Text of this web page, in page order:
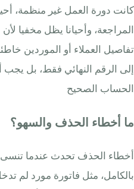
كانت دورة العمل غير منظمة،
المراجعة، وأحيانا يظل مخفيا
تفاصيل العملاء أو الموردين
إلى الرقم النهائي فقط، بل
الحساب الصحيح
ما أخطاء الحذف والسهو؟
أخطاء الحذف تحدث عندما
بالكامل، مثل فاتورة مورد لم